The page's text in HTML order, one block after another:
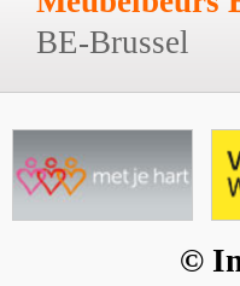
BE-Brussel
©